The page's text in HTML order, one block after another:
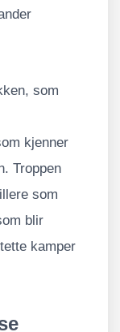
som
kjenner
Troppen
som
blir
kamper